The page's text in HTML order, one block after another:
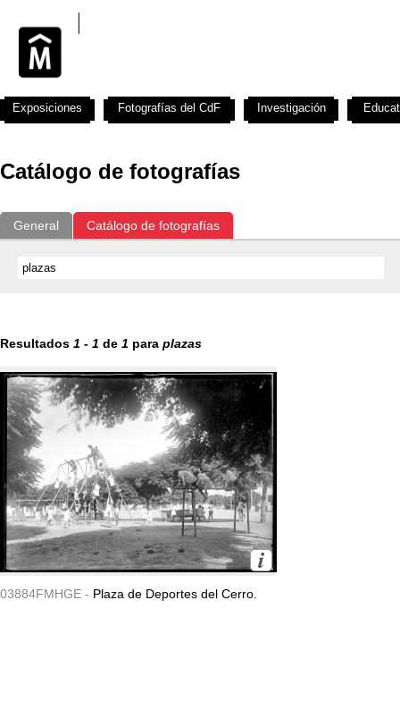
Catálogo de fotografías
General Catálogo de fotografías
Resultados 1 - 1 de 1 para plazas
03884FMHGE - Plaza de Deportes del Cerro.
Exposiciones Fotografías del CdF Investigación